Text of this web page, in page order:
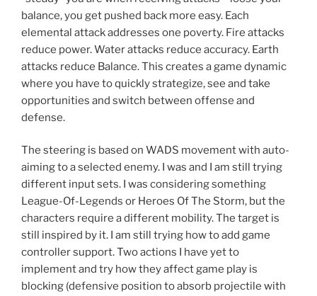
balance, you get pushed back more easy. Each
elemental attack addresses one poverty. Fire attacks
reduce power. Water attacks reduce accuracy. Earth
attacks reduce Balance. This creates a game dynamic
where you have to quickly strategize, see and take
opportunities and switch between offense and
defense.
The steering is based on WADS movement with auto-
aiming to a selected enemy. I was and I am still trying
different input sets. I was considering something
League-Of-Legends or Heroes Of The Storm, but the
characters require a different mobility. The target is
still inspired by it. I am still trying how to add game
controller support. Two actions I have yet to
implement and try how they affect game play is
blocking (defensive position to absorb projectile with